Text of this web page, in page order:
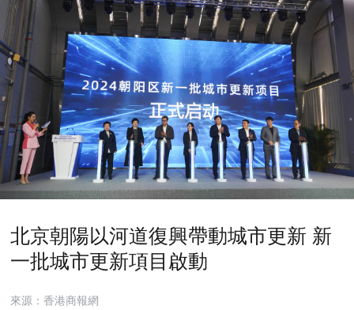
北京朝陽以河道復興帶動城市更新 新
一批城市更新項目啟動
來源：香港商報網